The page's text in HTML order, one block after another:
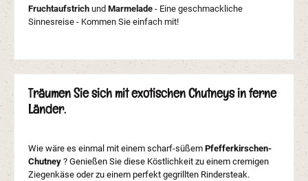
Fruchtaufstrich und Marmelade - Eine geschmackliche
Sinnesreise - Kommen Sie einfach mit!
Träumen Sie sich mit exotischen Chutneys in ferne
Länder.
Wie wäre es einmal mit einem scharf-süßem Pfefferkirschen-
Chutney ? Genießen Sie diese Köstlichkeit zu einem cremigen
Ziegenkäse oder zu einem perfekt gegrillten Rindersteak.